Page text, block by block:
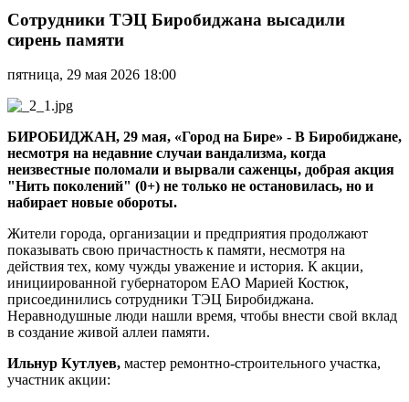
ТЭЦ
Биробиджана
высадили
памяти
Сотрудники ТЭЦ Биробиджана высадили
сирень памяти
пятница, 29 мая 2026 18:00
БИРОБИДЖАН, 29 мая, «Город на Бире» - В Биробиджане,
несмотря на недавние случаи вандализма, когда
неизвестные поломали и вырвали саженцы, добрая акция
"Нить поколений" (0+) не только не остановилась, но и
набирает новые обороты.
Жители города, организации и предприятия продолжают
показывать свою причастность к памяти, несмотря на
действия тех, кому чужды уважение и история. К акции,
инициированной губернатором ЕАО Марией Костюк,
присоединились сотрудники ТЭЦ Биробиджана.
Неравнодушные люди нашли время, чтобы внести свой вклад
в создание живой аллеи памяти.
Ильнур Кутлуев, мастер ремонтно-строительного участка,
участник акции: